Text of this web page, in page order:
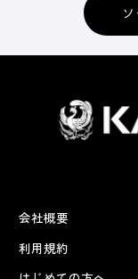
会社概要
利用規約